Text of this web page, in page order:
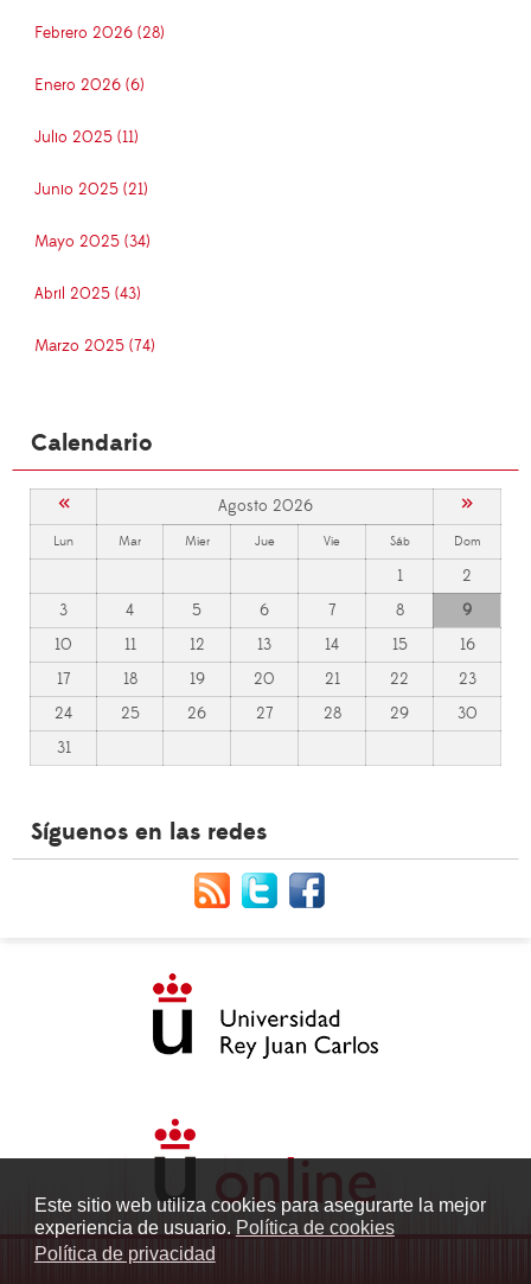
Este sitio web utiliza cookies para asegurarte la mejor
experiencia de usuario. Política de cookies
Política de privacidad
Febrero 2026 (28)
Enero 2026 (6)
Julio 2025 (11)
Junio 2025 (21)
Mayo 2025 (34)
Abril 2025 (43)
Marzo 2025 (74)
Calendario
« Agosto 2026 »
Lun Mar Mier Jue Vie Sáb Dom
1
2
3
4 5 6 7 8
9
10
11 12 13 14 15
16
17
18 19 20 21 22
23
24
25 26 27 28 29
30
31
Síguenos en las redes